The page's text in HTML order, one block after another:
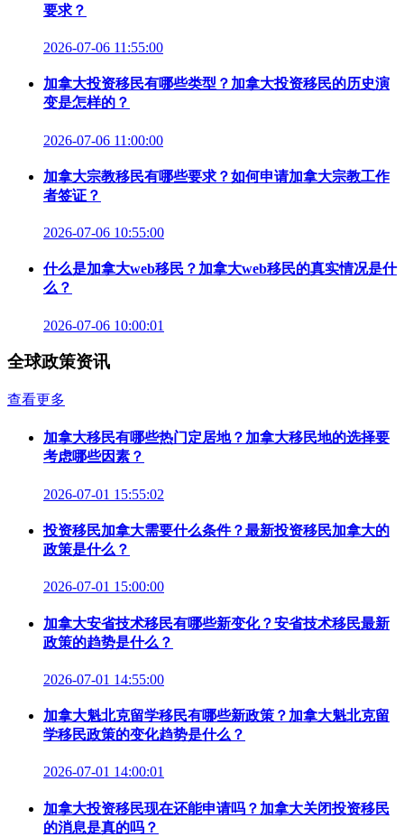
要求？
2026-07-06 11:55:00
加拿大投资移民有哪些类型？加拿大投资移民的历史演
变是怎样的？
2026-07-06 11:00:00
加拿大宗教移民有哪些要求？如何申请加拿大宗教工作
者签证？
2026-07-06 10:55:00
什么是加拿大web移民？加拿大web移民的真实情况是什
么？
2026-07-06 10:00:01
全球政策资讯
查看更多
加拿大移民有哪些热门定居地？加拿大移民地的选择要
考虑哪些因素？
2026-07-01 15:55:02
投资移民加拿大需要什么条件？最新投资移民加拿大的
政策是什么？
2026-07-01 15:00:00
加拿大安省技术移民有哪些新变化？安省技术移民最新
政策的趋势是什么？
2026-07-01 14:55:00
加拿大魁北克留学移民有哪些新政策？加拿大魁北克留
学移民政策的变化趋势是什么？
2026-07-01 14:00:01
加拿大投资移民现在还能申请吗？加拿大关闭投资移民
的消息是真的吗？